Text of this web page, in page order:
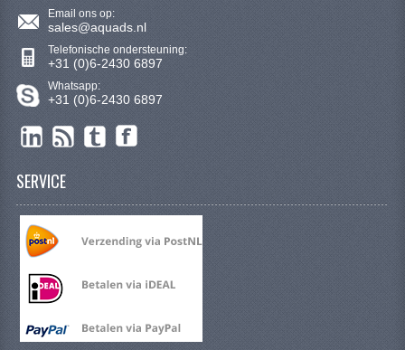
8 INCH VELGEN
E SCOOTERS
ACCOUNT
Email ons op:
sales@aquads.nl
Telefonische ondersteuning:
+31 (0)6-2430 6897
Whatsapp:
+31 (0)6-2430 6897
SERVICE